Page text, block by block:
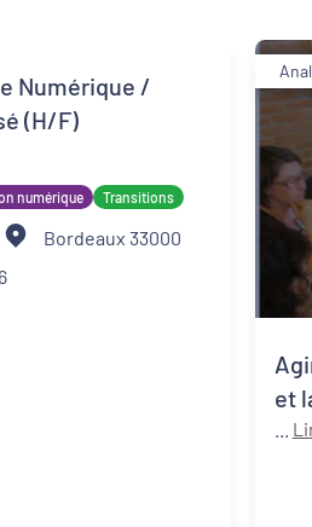
Numérique /
(H/F)
numérique Transitions
Bordeaux 33000
et la